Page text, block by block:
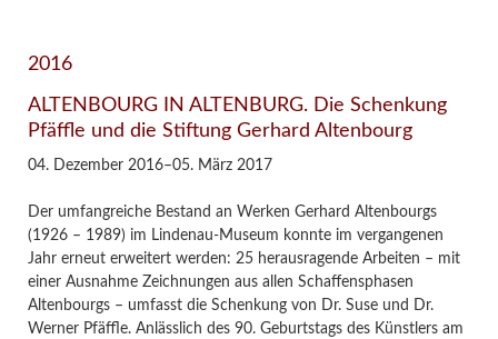
2016
ALTENBOURG IN ALTENBURG. Die Schenkung
Pfäffle und die Stiftung Gerhard Altenbourg
04. Dezember 2016–05. März 2017
Der umfangreiche Bestand an Werken Gerhard Altenbourgs
(1926 – 1989) im Lindenau-Museum konnte im vergangenen
Jahr erneut erweitert werden: 25 herausragende Arbeiten – mit
einer Ausnahme Zeichnungen aus allen Schaffensphasen
Altenbourgs – umfasst die Schenkung von Dr. Suse und Dr.
Werner Pfäffle. Anlässlich des 90. Geburtstags des Künstlers am